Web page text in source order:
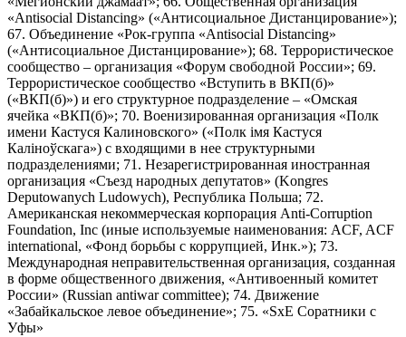
«Antisocial Distancing» («Антисоциальное Дистанцирование»);
67. Объединение «Рок-группа «Antisocial Distancing»
(«Антисоциальное Дистанцирование»); 68. Террористическое
сообщество – организация «Форум свободной России»; 69.
Террористическое сообщество «Вступить в ВКП(б)»
(«ВКП(б)») и его структурное подразделение – «Омская
ячейка «ВКП(б)»; 70. Военизированная организация «Полк
имени Кастуся Калиновского» («Полк iмя Кастуся
Калiноўскага») с входящими в нее структурными
подразделениями; 71. Незарегистрированная иностранная
организация «Съезд народных депутатов» (Kongres
Deputowanych Ludowych), Республика Польша; 72.
Американская некоммерческая корпорация Anti-Corruption
Foundation, Inc (иные используемые наименования: ACF, ACF
international, «Фонд борьбы с коррупцией, Инк.»); 73.
Международная неправительственная организация, созданная
в форме общественного движения, «Антивоенный комитет
России» (Russian antiwar committee); 74. Движение
«Забайкальское левое объединение»; 75. «SxE Соратники с
Уфы»